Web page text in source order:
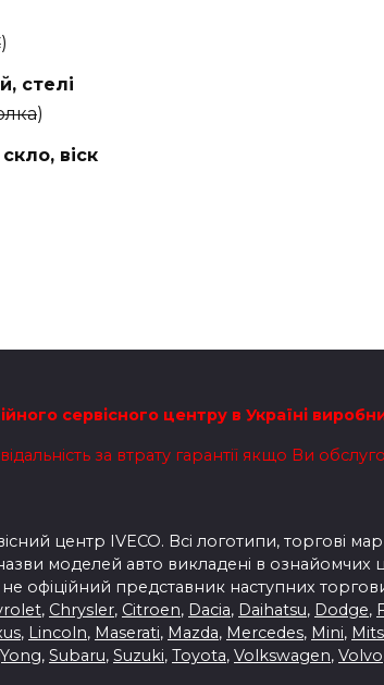
)
стелі
)
віск
сервісного центру в Україні
за втрату гарантії якщо Ви
центр IVECO. Всі логотипи, торгові
моделей авто викладені в ознайомчих
офіційний представник наступних
, Chrysler, Citroen, Dacia, Daihatsu, Dodge,
, Lincoln, Maserati, Mazda, Mercedes, Mini,
, Subaru, Suzuki, Toyota, Volkswagen, Volvo